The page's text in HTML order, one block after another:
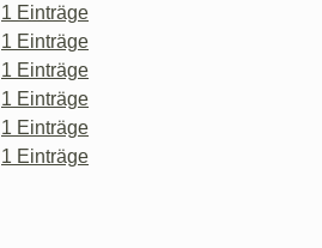
1 Einträge
1 Einträge
1 Einträge
1 Einträge
1 Einträge
1 Einträge